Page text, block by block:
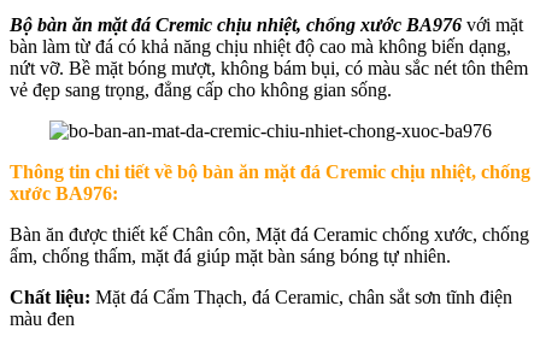
Bộ bàn ăn mặt đá Cremic chịu nhiệt, chống xước BA976 với mặt
bàn làm từ đá có khả năng chịu nhiệt độ cao mà không biến dạng,
nứt vỡ. Bề mặt bóng mượt, không bám bụi, có màu sắc nét tôn thêm
vẻ đẹp sang trọng, đẳng cấp cho không gian sống.
Thông tin chi tiết về bộ bàn ăn mặt đá Cremic chịu nhiệt, chống
xước BA976:
Bàn ăn được thiết kế Chân côn, Mặt đá Ceramic chống xước, chống
ẩm, chống thấm, mặt đá giúp mặt bàn sáng bóng tự nhiên.
Chất liệu: Mặt đá Cẩm Thạch, đá Ceramic, chân sắt sơn tĩnh điện
màu đen